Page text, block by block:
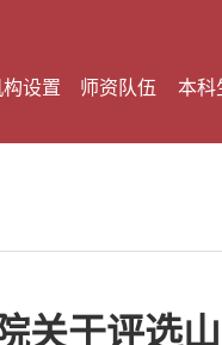
设置 师资队伍 本科
关于评选